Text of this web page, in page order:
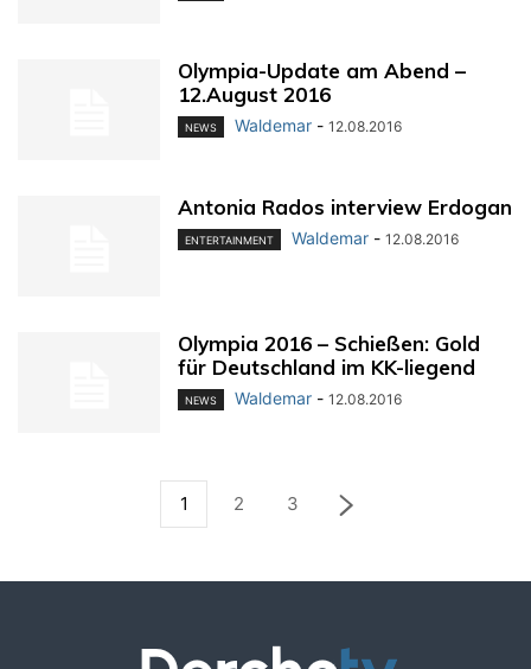
Olympia-Update am Abend –
12.August 2016
NEWS Waldemar - 12.08.2016
Antonia Rados interview Erdogan
ENTERTAINMENT Waldemar - 12.08.2016
Olympia 2016 – Schießen: Gold
für Deutschland im KK-liegend
NEWS Waldemar - 12.08.2016
1 2 3